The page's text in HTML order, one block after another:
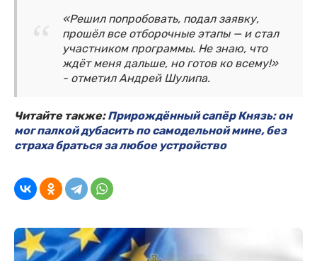
«Решил попробовать, подал заявку,
прошёл все отборочные этапы — и стал
участником программы. Не знаю, что
ждёт меня дальше, но готов ко всему!»
- отметил Андрей Шулипа.
Читайте также:Прирождённый сапёр Князь: он
мог палкой дубасить по самодельной мине, без
страха браться за любое устройство